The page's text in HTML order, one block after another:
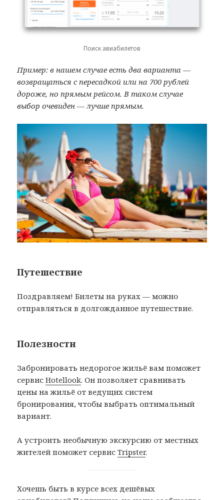
Поиск авиабилетов
Пример: в нашем случае есть два варианта —
возвращаться с пересадкой или на 700 рублей
дороже, но прямым рейсом. В таком случае
выбор очевиден — лучше прямым.
Путешествие
Поздравляем! Билеты на руках — можно
отправляться в долгожданное путешествие.
Полезности
Забронировать недорогое жильё вам поможет
сервисHotellook. Он позволяет сравнивать
цены на жильё от ведущих систем
бронирования, чтобы выбрать оптимальный
вариант.
А устроить необычную экскурсию от местных
жителей поможет сервисTripster.
Хочешь быть в курсе всех дешёвых